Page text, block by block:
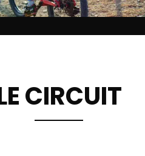
CIRCUIT